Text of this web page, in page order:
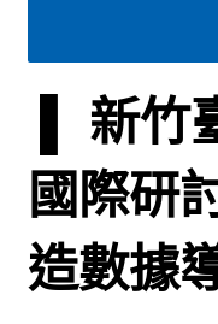
▌ 新
國際研
造數據